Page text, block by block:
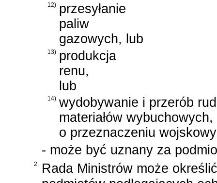
12) przesyłanie
paliw
gazowych, lub
13) produkcja
renu,
lub
14) wydobywanie i przerób
materiałów
o przeznaczeniu
- może być uznany za
2.
Rada Ministrów może